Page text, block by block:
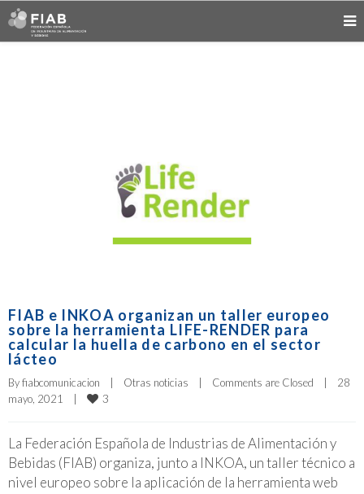
FIAB e INKOA organizan un taller europeo
sobre la herramienta LIFE-RENDER para
calcular la huella de carbono en el sector
lácteo
By fiabcomunicacion Otras noticias Comments are Closed
28
mayo, 2021
3
La Federación Española de Industrias de Alimentación y
Bebidas (FIAB) organiza, junto a INKOA, un taller técnico a
nivel europeo sobre la aplicación de la herramienta web